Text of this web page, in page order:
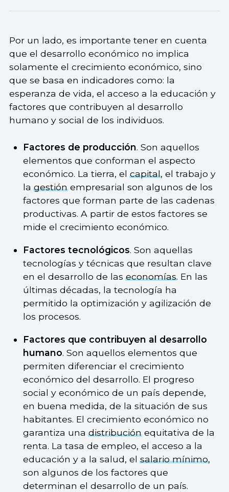
Por un lado, es importante tener en cuenta
que el desarrollo económico no implica
solamente el crecimiento económico, sino
que se basa en indicadores como: la
esperanza de vida, el acceso a la educación y
factores que contribuyen al desarrollo
humano y social de los individuos.
Factores de producción. Son aquellos
elementos que conforman el aspecto
económico. La tierra, elcapital, el trabajo y
lagestiónempresarial son algunos de los
factores que forman parte de las cadenas
productivas. A partir de estos factores se
mide el crecimiento económico.
Factores tecnológicos. Son aquellas
tecnologías y técnicas que resultan clave
en el desarrollo de laseconomías. En las
últimas décadas, la tecnología ha
permitido la optimización y agilización de
los procesos.
Factores que contribuyen al desarrollo
humano. Son aquellos elementos que
permiten diferenciar el crecimiento
económico del desarrollo. El progreso
social y económico de un país depende,
en buena medida, de la situación de sus
habitantes. El crecimiento económico no
garantiza unadistribuciónequitativa de la
renta. La tasa de empleo, el acceso a la
educación y a la salud, elsalario mínimo,
son algunos de los factores que
determinan el desarrollo de un país.